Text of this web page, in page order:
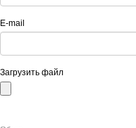
E-mail
Загрузить файл